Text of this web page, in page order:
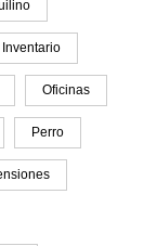
Inventario
Oficinas
Perro